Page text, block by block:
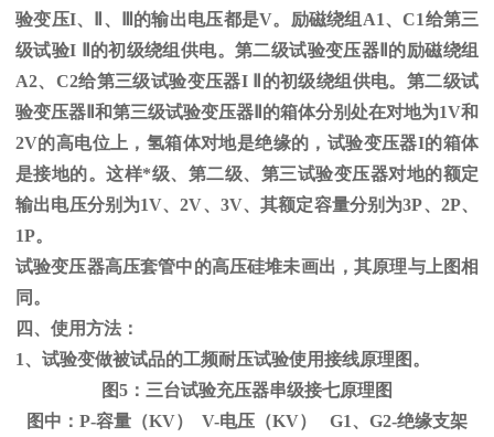
验变压I、 、 的输出电压都是V。励磁绕组 A1、C1给第三
级试验I
Ⅱ的初级绕组供电。第二级试验变压器Ⅱ的励磁绕组
A2、C2给第三级试验变压器I Ⅱ的初级绕组供电。第二级试
验变压器Ⅱ和第三级试验变压器Ⅱ的箱体分别处在对地为1V和
2V的高电位上，氢箱体对地是绝缘的，试验变压器I的箱体
是接地的。这样*级、第二级、第三试验变压器对地的额定
输出电压分别为1V、2V、3V、其额定容量分别为3P、2P、
1P。
试验变压器高压套管中的高压硅堆未画出，其原理与上图相
同。
四、使用方法：
1、试验变做被试品的工频耐压试验使用接线原理图。
图5：三台试验充压器串级接七原理图
图中：P-容量（KV） V-电压（KV） G1、G2-绝缘支架